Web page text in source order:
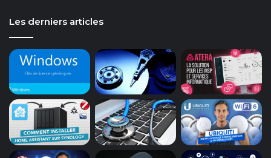
Les derniers articles